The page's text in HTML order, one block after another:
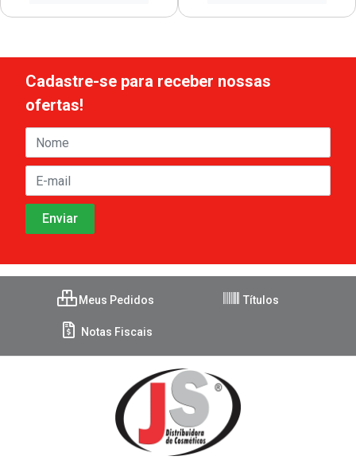
Cadastre-se para receber nossas
ofertas!
Meus Pedidos Títulos
Notas Fiscais